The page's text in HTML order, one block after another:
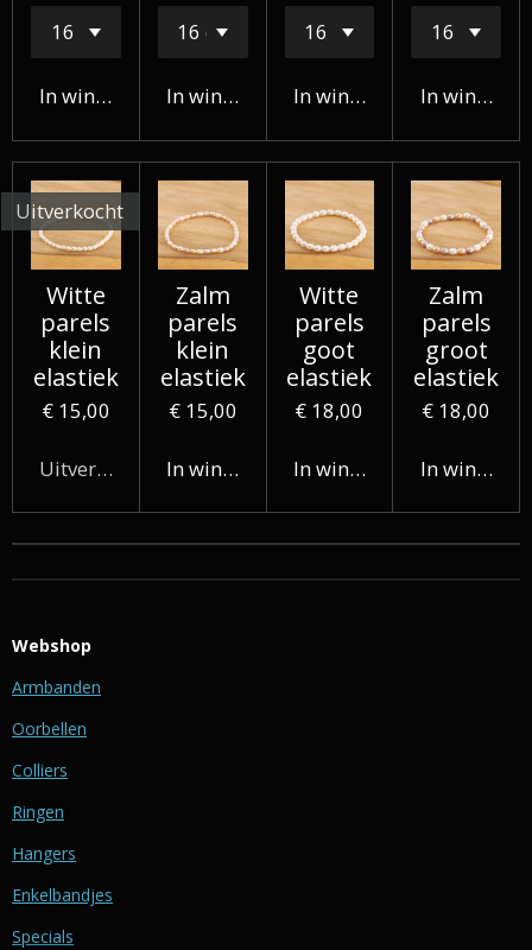
In winkelwagenIn winkelwagenIn winkelwagen
In
Uitverkocht
Witte
parels
klein
elastiek
€ 15,00
Uitverkocht
Zalm
parels
klein
elastiek
€ 15,00
In winkelwagen
Witte
parels
goot
elastiek
€ 18,00
In winkelwagen
Zalm
parels
groot
elastiek
€ 18,00
In
Webshop
Armbanden
Oorbellen
Colliers
Ringen
Hangers
Enkelbandjes
Specials